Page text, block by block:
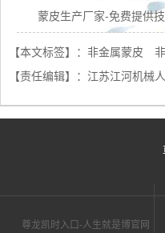
蒙皮生产厂家-免费提供
江苏蒙皮哪家好-用过的
防火防紫外线蒙皮-可1天
锅炉非金属膨胀节蒙皮-
【本文标签】： 非金属蒙皮
【责任编辑】： 江苏江河机械
尊龙凯时入口-人生就是博官网